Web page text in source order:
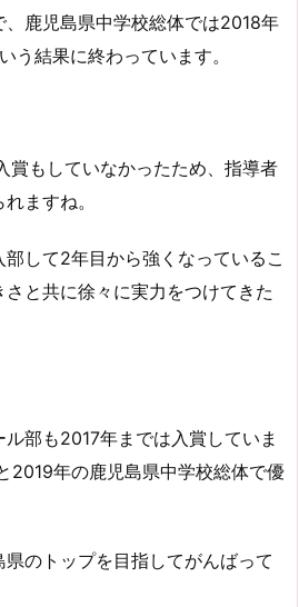
鹿児島県中学校総体では2018年
う結果に終わっています。
賞もしていなかったため、指導者
ますね。
して2年目から強くなっているこ
と共に徐々に実力をつけてきた
部も2017年までは入賞していま
2019年の鹿児島県中学校総体で優
のトップを目指してがんばって